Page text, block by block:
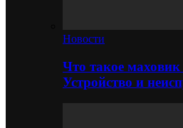
Новости
Что такое
Устройство и